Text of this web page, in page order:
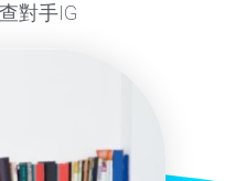
對手IG